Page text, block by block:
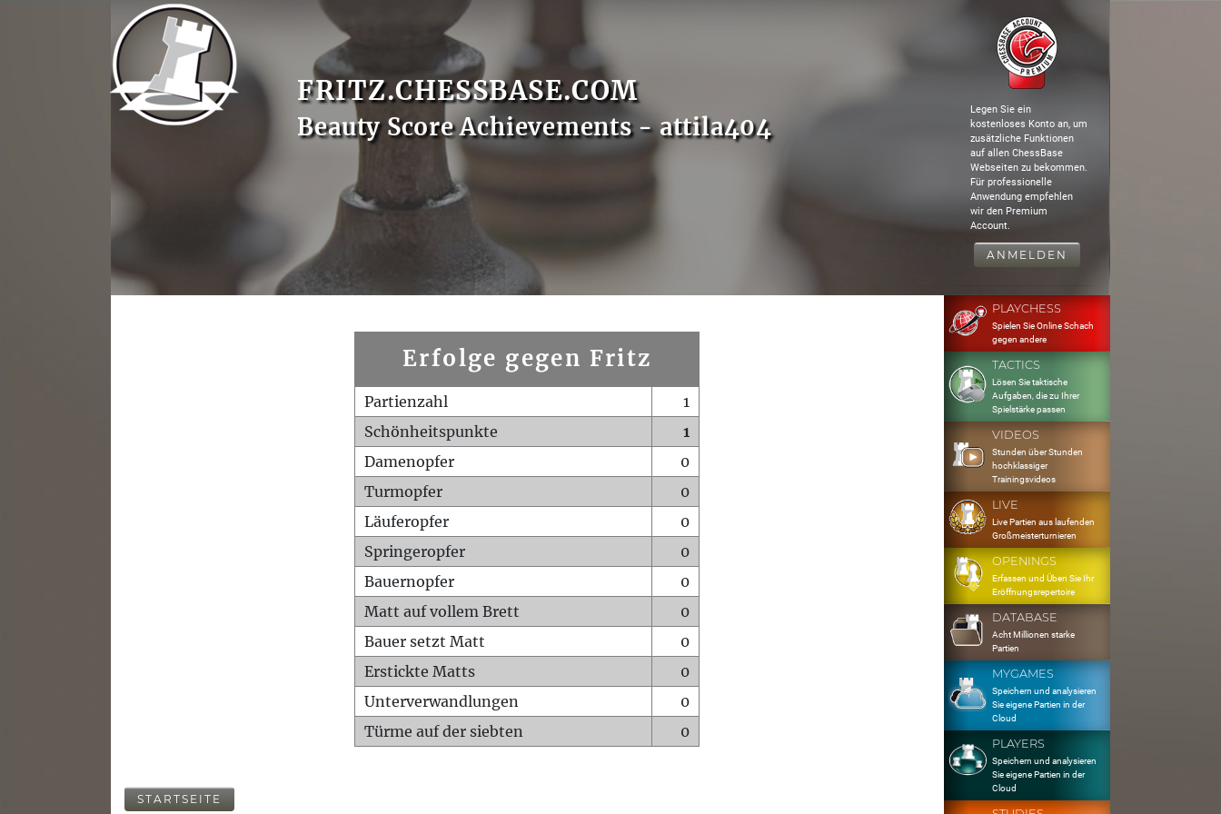
FRITZ.CHESSBASE.COM
Beauty Score Achievements - attila404
Legen Sie ein
kostenloses Konto an, um
zusätzliche Funktionen
auf allen ChessBase
Webseiten zu bekommen.
Für professionelle
Anwendung empfehlen
wir den Premium
Account.
ANMELDEN
Erfolge gegen Fritz
Partienzahl
1
Schönheitspunkte
1
Damenopfer
0
Turmopfer
0
Läuferopfer
0
Springeropfer
0
Bauernopfer
0
Matt auf vollem Brett
0
Bauer setzt Matt
0
Erstickte Matts
0
Unterverwandlungen
0
Türme auf der siebten
0
STARTSEITE
PLAYCHESS
Spielen Sie Online Schach
gegen andere
TACTICS
Lösen Sie taktische
Aufgaben, die zu Ihrer
Spielstärke passen
VIDEOS
Stunden über Stunden
hochklassiger
Trainingsvideos
LIVE
Live Partien aus laufenden
Großmeisterturnieren
OPENINGS
Erfassen und Üben Sie Ihr
Eröffnungsrepertoire
DATABASE
Acht Millionen starke
Partien
MYGAMES
Speichern und analysieren
Sie eigene Partien in der
Cloud
PLAYERS
Speichern und analysieren
Sie eigene Partien in der
Cloud